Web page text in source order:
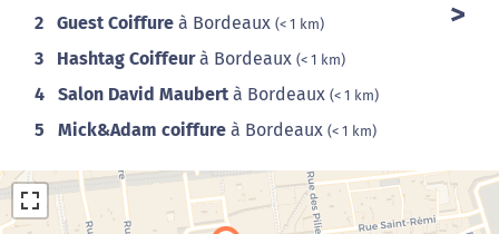
2 Guest Coiffure à Bordeaux (< 1 km)
3 Hashtag Coiffeurà Bordeaux (< 1 km)
4 Salon David Maubert à Bordeaux (< 1 km)
5 Mick&Adam coiffure à Bordeaux (< 1 km)